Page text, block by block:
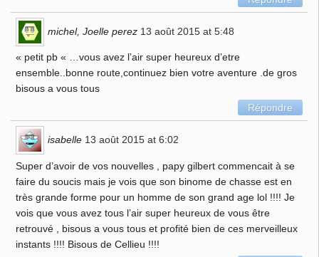
michel, Joelle perez 13 août 2015 at 5:48
« petit pb « …vous avez l’air super heureux d’etre
ensemble..bonne route,continuez bien votre aventure .de gros
bisous a vous tous
Répondre
isabelle 13 août 2015 at 6:02
Super d’avoir de vos nouvelles , papy gilbert commencait à se
faire du soucis mais je vois que son binome de chasse est en
très grande forme pour un homme de son grand age lol !!!! Je
vois que vous avez tous l’air super heureux de vous être
retrouvé , bisous a vous tous et profité bien de ces merveilleux
instants !!!! Bisous de Cellieu !!!!